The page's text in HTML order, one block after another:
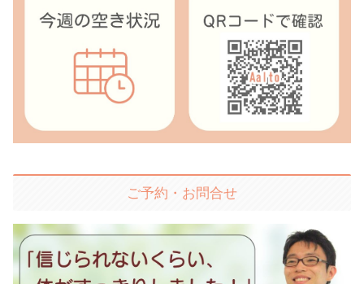
ご予約・お問合せ